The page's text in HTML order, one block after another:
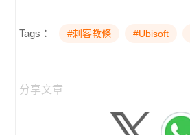
Tags： #刺客教條 #Ubisoft
分享文章